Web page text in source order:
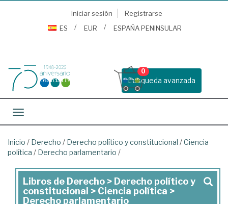
Iniciar sesión
Registrarse
ES
EUR ESPAÑA PENINSULAR
Busqueda avanzada
0
Toggle navigation
Inicio / Derecho / Derecho político y constitucional /Ciencia
política / Derecho parlamentario /
Libros
Libros de Derecho > Derecho político y
constitucional > Ciencia política >
Derecho parlamentario